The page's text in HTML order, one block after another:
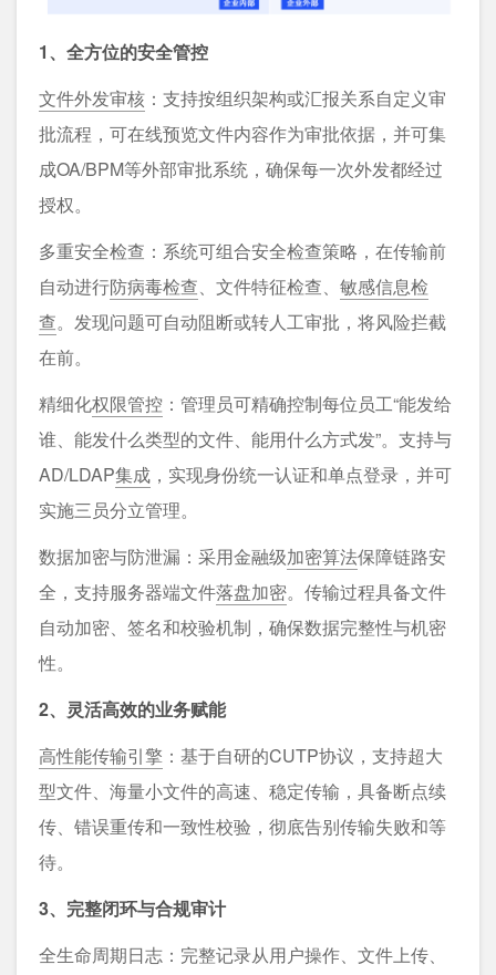
1、全方位的安全管控
文件外发审核 ：支持按组织架构或汇报关系自定义审
批流程，可在线预览文件内容作为审批依据，并可集
成OA/BPM等外部审批系统，确保每一次外发都经过
授权。
多重安全检查：系统可组合安全检查策略，在传输前
自动进行防病毒检查、文件特征检查、 敏感信息检
查。发现问题可自动阻断或转人工审批，将风险拦截
在前。
精细化权限管控 ：管理员可精确控制每位员工“能发给
谁、能发什么类型的文件、能用什么方式发”。支持与
AD/LDAP集成 ，实现身份统一认证和单点登录，并可
实施三员分立管理。
数据加密与防泄漏：采用金融级加密算法保障链路安
全，支持服务器端文件落盘加密。传输过程具备文件
自动加密、签名和校验机制，确保数据完整性与机密
性。
2、灵活高效的业务赋能
高性能传输引擎 ：基于自研的CUTP协议，支持超大
型文件、海量小文件的高速、稳定传输，具备断点续
传、错误重传和一致性校验，彻底告别传输失败和等
待。
3、完整闭环与合规审计
全生命周期日志：完整记录从用户操作、文件上传、